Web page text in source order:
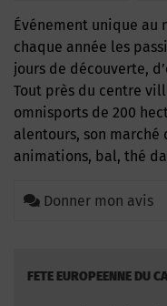
Événement unique au monde, cette fête rassemble
chaque année les
jours de découverte,
Tout près du centre
omnisports de 200
alentours, son
animations, bal, thé
Donner mon avis
FETE EUROPEENNE DU